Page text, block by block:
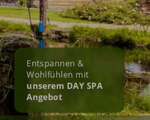
Entspannen &
Wohlfühlen mit
unserem DAY SPA
Angebot